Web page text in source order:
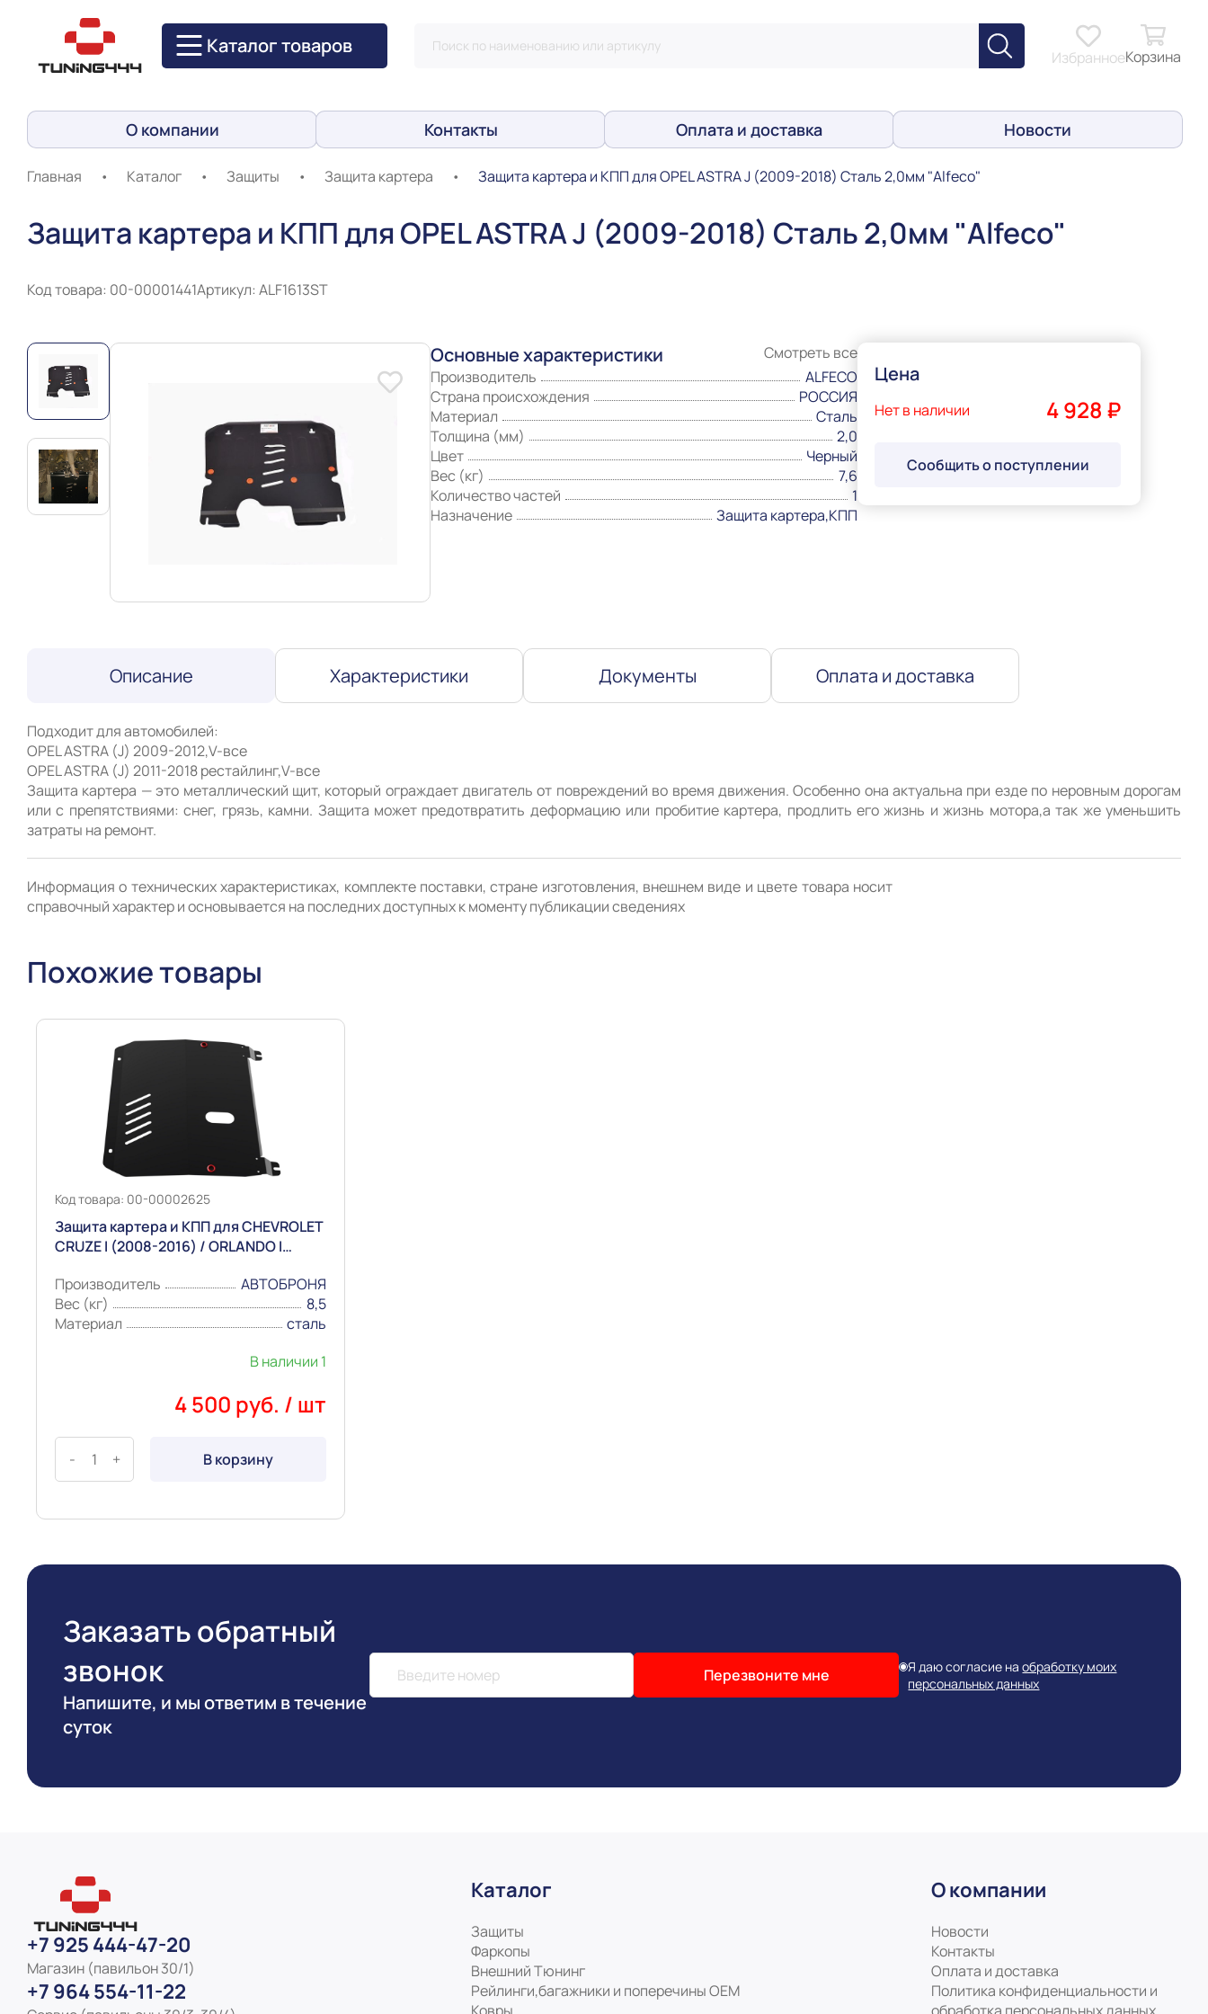
Каталог товаров ИзбранноеКорзина
О компании Контакты Оплата и доставка Новости
Главная • Каталог • Защиты • Защита картера • Защита картера и КПП для OPEL ASTRA J (2009-2018) Сталь 2,0мм "Alfeco"
Защита картера и КПП для OPEL ASTRA J (2009-2018) Сталь 2,0мм "Alfeco"
Код товара: 00-00001441Артикул: ALF1613ST
Основные характеристики
Смотреть все
Производитель
ALFECO
Страна происхождения
РОССИЯ
Материал
Сталь
Толщина (мм)
2,0
Цвет
Черный
Вес (кг)
7,6
Количество частей
1
Назначение
Защита картера,КПП
Цена
Нет в наличии 4 928 ₽
Сообщить о поступлении
Описание Характеристики Документы Оплата и доставка
Подходит для автомобилей:
OPEL ASTRA (J) 2009-2012,V-все
OPEL ASTRA (J) 2011-2018 рестайлинг,V-все
Защита картера — это металлический щит, который ограждает двигатель от повреждений во время движения. Особенно она актуальна при езде по неровным дорогам
или с препятствиями: снег, грязь, камни. Защита может предотвратить деформацию или пробитие картера, продлить его жизнь и жизнь мотора,а так же уменьшить
Информация о технических характеристиках, комплекте поставки, стране изготовления, внешнем виде и цвете товара носит
справочный характер и основывается на последних доступных к моменту публикации сведениях
Похожие товары
Код товара: 00-00002625
Защита картера и КПП для CHEVROLET
CRUZE I (2008-2016) / ORLANDO I
2018) Сталь 1,8мм "АВТОБРОНЯ"
Производитель
АВТОБРОНЯ
Вес (кг)
8,5
Материал
сталь
В наличии 1
4 500 руб. / шт
- + В корзину
Заказать обратный
звонок
Напишите, и мы ответим в течение
суток
Перезвоните мне Я даю согласие на обработку моих
персональных данных
+7 925 444-47-20
Магазин (павильон 30/1)
+7 964 554-11-22
Каталог
Защиты
Фаркопы
Внешний Тюнинг
Рейлинги,багажники и поперечины ОЕМ
О компании
Новости
Контакты
Оплата и доставка
Политика конфиденциальности и